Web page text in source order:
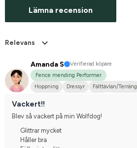
Lämna recension
Relevans
Amanda S
Verifierad köpare
Fence mending Performer
Hoppning
Dressyr
Fälttävlan/Terräng
Vackert!!
Blev så vackert på min Wolfdog!
Glittrar mycket
Håller bra